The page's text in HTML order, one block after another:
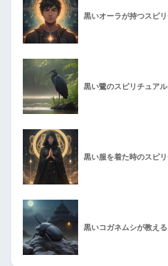
黒いオーラが持つスピ
黒い鷺のスピリチュア
黒い服を着た時のスピ
黒いコガネムシが教え